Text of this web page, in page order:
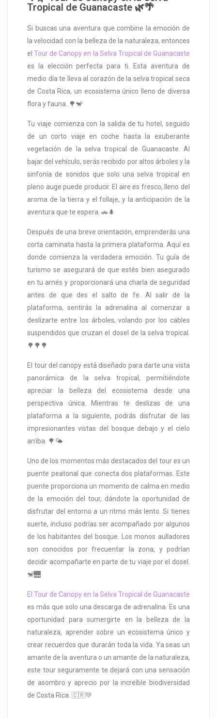
Tropical de Guanacaste 🌿🌴
Si buscas una aventura que combine la emoción de
la velocidad con la belleza de la naturaleza, entonces
elTour de Canopy en la Selva Tropical de Guanacaste
es la elección perfecta para ti. Esta aventura de
medio día te lleva al corazón de la selva tropical seca
de Costa Rica, un ecosistema único lleno de diversa
flora y fauna. 🌳🐒
Tu viaje comienza con la salida de tu hotel, seguido
de un corto viaje en coche hasta la exuberante
vegetación de la selva tropical de Guanacaste. Al
bajar del vehículo, serás recibido por altos árboles y la
sinfonía de sonidos que solo una selva tropical en
pleno auge puede producir. El aire es fresco, lleno del
aroma de la tierra y el follaje, y la anticipación de la
aventura que te espera. 🚗🌲
Después de una breve orientación, emprenderás una
corta caminata hasta la primera plataforma. Aquí es
donde comienza la verdadera emoción. Tu guía de
turismo se asegurará de que estés bien asegurado
en tu arnés y proporcionará una charla de seguridad
antes de que des el salto de fe. Al salir de la
plataforma, sentirás la adrenalina al comenzar a
deslizarte entre los árboles, volando por los cables
suspendidos que cruzan el dosel de la selva tropical.
🌳🌳🌳
El tour del canopy está diseñado para darte una vista
panorámica de la selva tropical, permitiéndote
apreciar la belleza del ecosistema desde una
perspectiva única. Mientras te deslizas de una
plataforma a la siguiente, podrás disfrutar de las
impresionantes vistas del bosque debajo y el cielo
arriba. 🌳🌤️
Uno de los momentos más destacados del tour es un
puente peatonal que conecta dos plataformas. Este
puente proporciona un momento de calma en medio
de la emoción del tour, dándote la oportunidad de
disfrutar del entorno a un ritmo más lento. Si tienes
suerte, incluso podrías ser acompañado por algunos
de los habitantes del bosque. Los monos aulladores
son conocidos por frecuentar la zona, y podrían
decidir acompañarte en parte de tu viaje por el dosel.
🐒🌉
El Tour de Canopy en la Selva Tropical de Guanacaste
es más que solo una descarga de adrenalina. Es una
oportunidad para sumergirte en la belleza de la
naturaleza, aprender sobre un ecosistema único y
crear recuerdos que durarán toda la vida. Ya seas un
amante de la aventura o un amante de la naturaleza,
este tour seguramente te dejará con una sensación
de asombro y aprecio por la increíble biodiversidad
de Costa Rica. 🇨🇷💚